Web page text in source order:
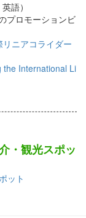
語）
プロモーションビ
ニアコライダー
the International Li
・観光スポッ
ット